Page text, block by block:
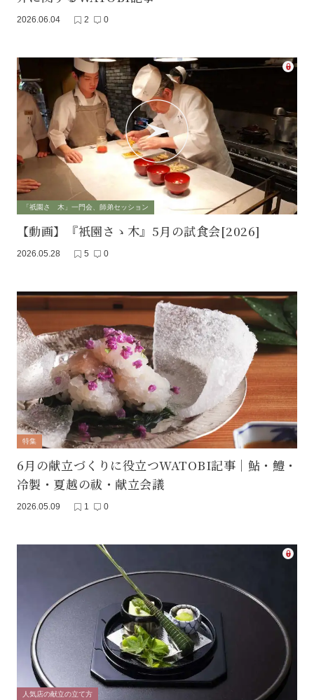
2026.06.04 2 0
「祇園さゝ木」一門会、師弟セッション
【動画】『衹園さゝ木』5月の試食会[2026]
2026.05.28 5 0
特集
6月の献立づくりに役立つWATOBI記事｜鮎・鱧・
冷製・夏越の祓・献立会議
2026.05.09 1 0
人気店の献立の立て方